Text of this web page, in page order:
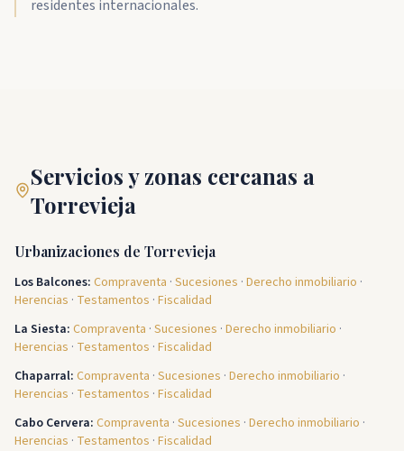
residentes internacionales.
Servicios y zonas cercanas a
Torrevieja
Urbanizaciones de Torrevieja
Los Balcones: Compraventa · Sucesiones · Derecho inmobiliario ·
Herencias · Testamentos · Fiscalidad
La Siesta: Compraventa · Sucesiones · Derecho inmobiliario ·
Herencias · Testamentos · Fiscalidad
Chaparral: Compraventa · Sucesiones · Derecho inmobiliario ·
Herencias · Testamentos · Fiscalidad
Cabo Cervera: Compraventa · Sucesiones · Derecho inmobiliario ·
Herencias · Testamentos · Fiscalidad